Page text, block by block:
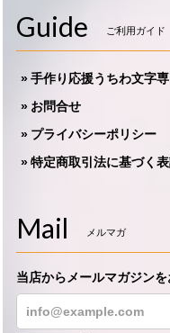
Guide ご利用ガイド
手作り応援うちわ文字
お問合せ
プライバシーポリシー
特定商取引法に基づく
Mail メルマガ
当店からメールマガジンを